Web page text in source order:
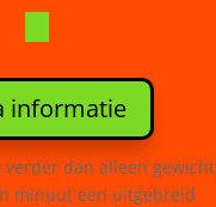
informatie
verder dan alleen gewicht
minuut een uitgebreid